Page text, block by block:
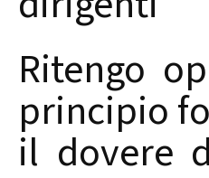
Ritengo
principio
il dovere